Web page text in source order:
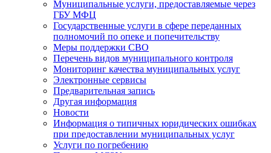
Муниципальные услуги, предоставляемые через
ГБУ МФЦ
Государственные услуги в сфере переданных
полномочий по опеке и попечительству
Меры поддержки СВО
Перечень видов муниципального контроля
Мониторинг качества муниципальных услуг
Электронные сервисы
Предварительная запись
Другая информация
Новости
Информация о типичных юридических ошибках
при предоставлении муниципальных услуг
Услуги по погребению